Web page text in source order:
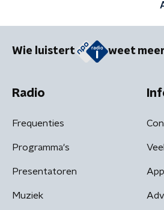
Wie luistert weet
Radio
Frequenties
Programma's
Presentatoren
Muziek